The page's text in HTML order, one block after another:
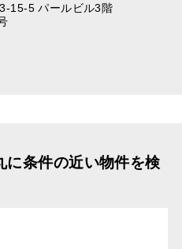
15-5 パールビル3階
に条件の近い物件を検